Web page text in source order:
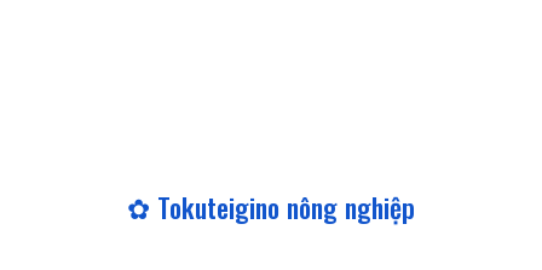
✿ Tokuteigino nông nghiệp